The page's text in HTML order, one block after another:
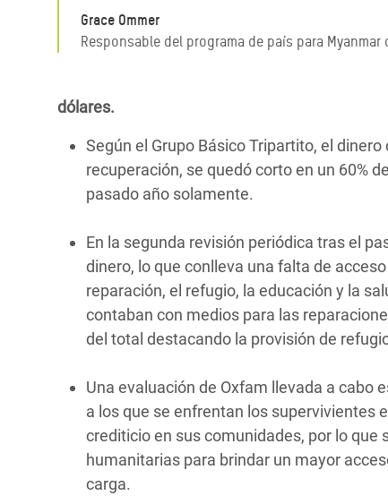
Grace Ommer
Responsable del programa de país para Myanmar
dólares.
Según el Grupo Básico Tripartito, el
recuperación, se quedó corto en un 60%
pasado año solamente.
En la segunda revisión periódica tras el
dinero, lo que conlleva una falta de
reparación, el refugio, la educación y la
contaban con medios para las
del total destacando la provisión de
Una evaluación de Oxfam llevada a cabo
a los que se enfrentan los supervivientes
crediticio en sus comunidades, por lo que
humanitarias para brindar un mayor
carga.